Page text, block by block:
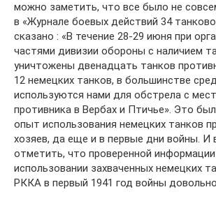
можно заметить, что все было не
в «Журнале боевых действий 34
сказано : «В течение 28-29 июня при
частями дивизии обороны с наличием
уничтожены двенадцать танков
12 немецких танков, в большинстве
используются нами для обстрела с
противника в Вербах и Птичье». Это
опыт использования немецких танков
хозяев, да еще и в первые дни войны. И
отметить, что проверенной
использовании захваченных немецких
РККА в первый 1941 год войны